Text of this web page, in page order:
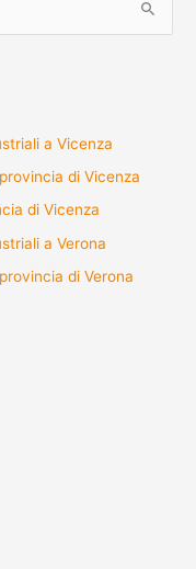
a Vicenza
di Vicenza
di Vicenza
a Verona
di Verona